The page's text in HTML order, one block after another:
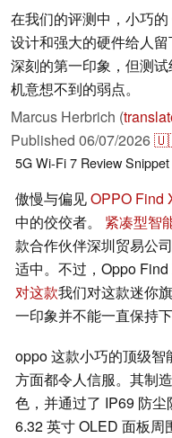
在我们的评测中，小巧
设计和强大的硬件给人
深刻的第一印象，但测
机意想不到的弱点。
Marcus Herbrich (
Published 06/07/2026
5GWi-Fi 7 Review Snippet
傲慢与偏见OPPO Find
中的佼佼者。 紧凑型智
款合作伙伴深圳贸易公
适中。不过，Oppo Find
对这款我们对这款迷你
一印象并不能一直保持下
oppo 这款小巧的顶级智
方面都令人信服。其制
色，并通过了 IP69 防尘
6.32 英寸 OLED 面板周